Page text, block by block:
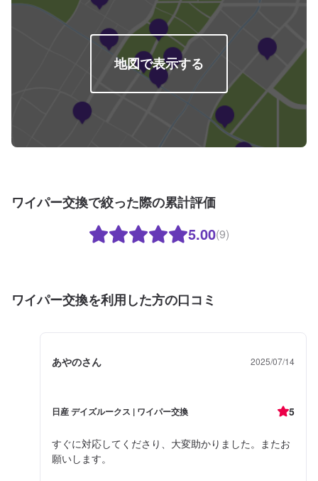
地図で表示する
ワイパー交換で絞った際の累計評価
5.00(9)
ワイパー交換を利用した方の口コミ
あやのさん 2025/07/14
日産 デイズルークス | ワイパー交換 5
すぐに対応してくださり、大変助かりました。またお
願いします。